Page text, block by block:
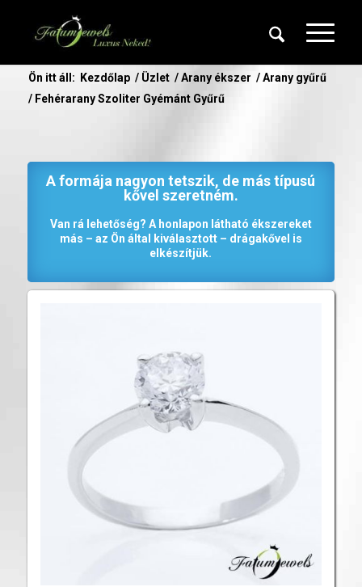
Ön itt áll: Kezdőlap / Üzlet / Arany ékszer / Arany gyűrű
/ Fehérarany Szoliter Gyémánt Gyűrű
A formája nagyon tetszik, de más típusú
kővel szeretném.
Van rá lehetőség? A honlapon látható ékszereket
más – az Ön által kiválasztott – drágakővel is
elkészítjük.